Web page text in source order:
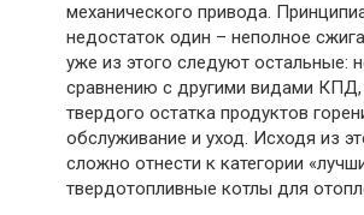
механического привода.
недостаток один – неполное
уже из этого следуют остальные:
сравнению с другими видами
твердого остатка продуктов
обслуживание и уход. Исходя из
сложно отнести к категории
твердотопливные котлы для